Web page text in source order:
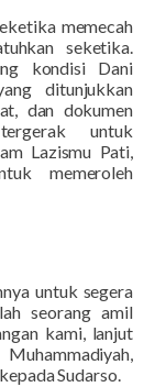
memecah
seketika.
kondisi Dani
ditunjukkan
dan dokumen
untuk
Lazismu Pati,
memeroleh
untuk segera
seorang amil
kami, lanjut
Sudarso.